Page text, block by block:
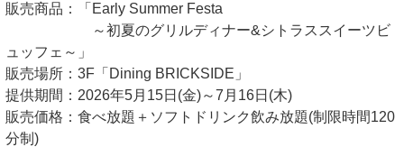
販売商品：「Early Summer Festa
～初夏のグリルディナー&シトラススイーツビ
ュッフェ～」
販売場所：3F「Dining BRICKSIDE」
提供期間：2026年5月15日(金)～7月16日(木)
販売価格：食べ放題＋ソフトドリンク飲み放題(制限時間120
分制)